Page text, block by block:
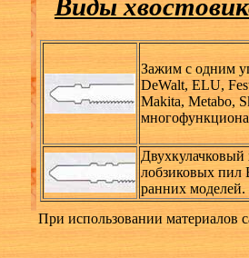
Виды
Зажим с одним
DeWalt, ELU,
Makita, Metabo,
Двухкулачковый
лобзиковых пил
ранних моделей.
При использовании материалов